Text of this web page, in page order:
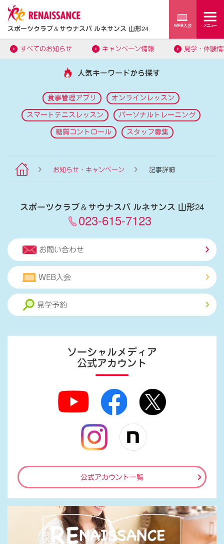
スポーツクラブ＆サウナスパ ルネサンス 山形24
すべてのお知らせ キャンペーン情報 見学・体験
人気キーワードから探す
食事管理アプリ オンラインレッスン
スマートテニスレッスン パーソナルトレーニング
糖質コントロール スタッフ募集
お知らせ・キャンペーン 記事詳細
スポーツクラブ＆サウナスパ ルネサンス 山形24
023-615-7123
お問い合わせ
WEB入会
見学予約
ソーシャルメディア
公式アカウント
公式アカウント一覧